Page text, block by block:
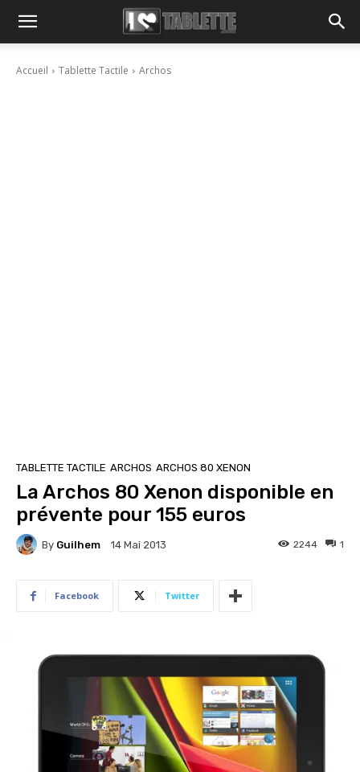
Accueil Tablette Tactile Archos
TABLETTE TACTILE ARCHOS ARCHOS 80 XENON
La Archos 80 Xenon disponible en
prévente pour 155 euros
By Guilhem 14 Mai 2013 1
2244
Facebook Twitter